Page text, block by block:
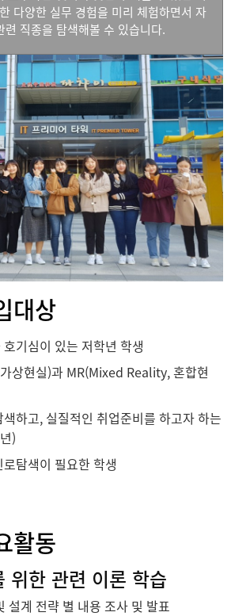
다양한 실무 경험을 미리 체험하면서 자
련 직종을 탐색해볼 수 있습니다.
대상
기심이 있는 저학년 학생
상현실)과 MR(Mixed Reality, 혼합현
하고, 실질적인 취업준비를 하고자 하는
)
탐색이 필요한 학생
활동
위한 관련 이론 학습
설계 전략 별 내용 조사 및 발표